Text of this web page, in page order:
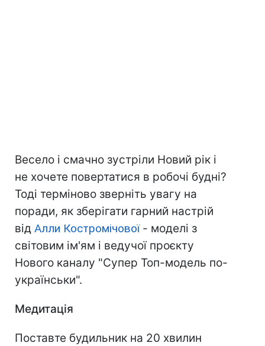
Весело і смачно зустріли Новий рік і
не хочете повертатися в робочі будні?
Тоді терміново зверніть увагу на
поради, як зберігати гарний настрій
від Алли Костромічової- моделі з
світовим ім'ям і ведучої проєкту
Нового каналу "Супер Топ-модель по-
українськи".
Медитація
Поставте будильник на 20 хвилин